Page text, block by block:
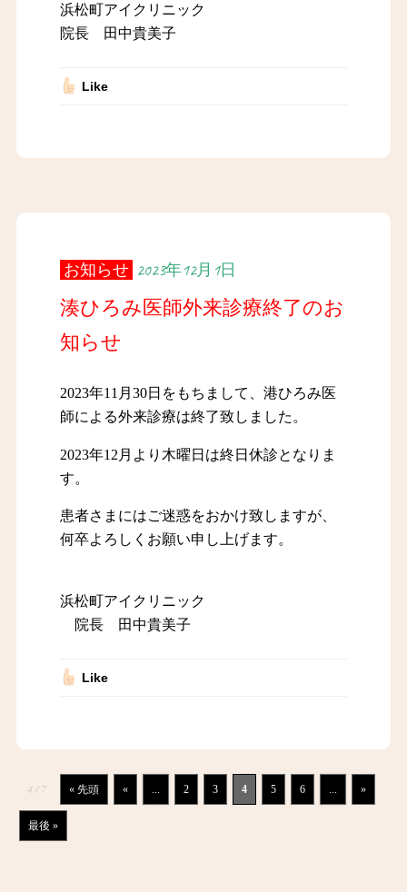
浜松町アイクリニック
院長 田中貴美子
Like
お知らせ 2023年12月1日
湊ひろみ医師外来診療終了のお
知らせ
2023年11月30日をもちまして、港ひろみ医
師による外来診療は終了致しました。
2023年12月より木曜日は終日休診となりま
す。
患者さまにはご迷惑をおかけ致しますが、
何卒よろしくお願い申し上げます。
浜松町アイクリニック
院長 田中貴美子
Like
4 / 7 « 先頭 « ... 2 3 4 5 6 ... »
最後 »